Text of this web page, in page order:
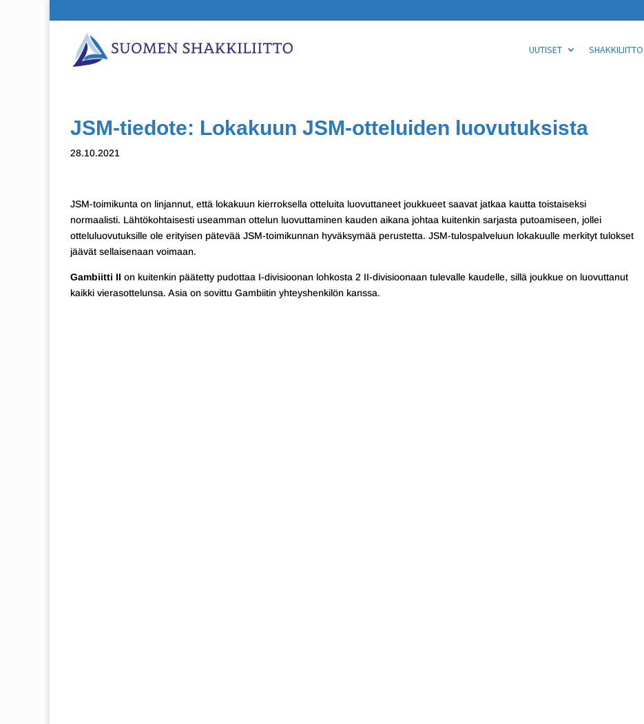
UUTISET SHAKKILIITTO
JSM-tiedote: Lokakuun JSM-otteluiden luovutuksista
28.10.2021
JSM-toimikunta on linjannut, että lokakuun kierroksella otteluita luovuttaneet joukkueet saavat jatkaa kautta toistaiseksi
normaalisti. Lähtökohtaisesti useamman ottelun luovuttaminen kauden aikana johtaa kuitenkin sarjasta putoamiseen, jollei
otteluluovutuksille ole erityisen pätevää JSM-toimikunnan hyväksymää perustetta. JSM-tulospalveluun lokakuulle merkityt tulokset
jäävät sellaisenaan voimaan.
Gambiitti II on kuitenkin päätetty pudottaa I-divisioonan lohkosta 2 II-divisioonaan tulevalle kaudelle, sillä joukkue on luovuttanut
kaikki vierasottelunsa. Asia on sovittu Gambiitin yhteyshenkilön kanssa.